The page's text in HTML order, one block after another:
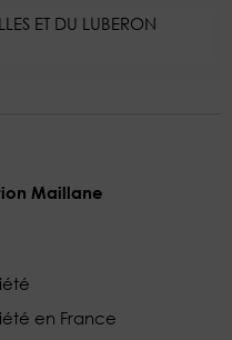
ET DU LUBERON
Maillane
en France